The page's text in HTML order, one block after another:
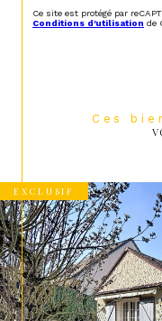
Ce site est protégé par
Conditions d'utilisation de
Ces
EXCLUSIF